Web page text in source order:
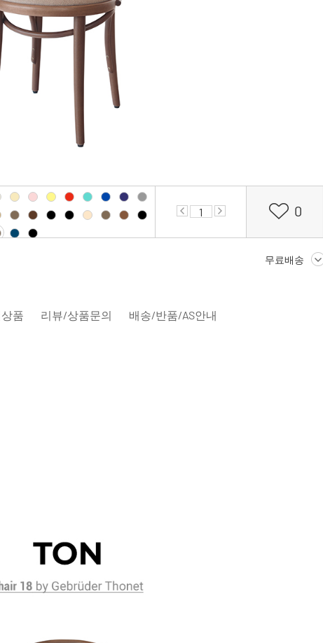
0
무료배송
품 리뷰/상품문의 배송/반품/AS안내